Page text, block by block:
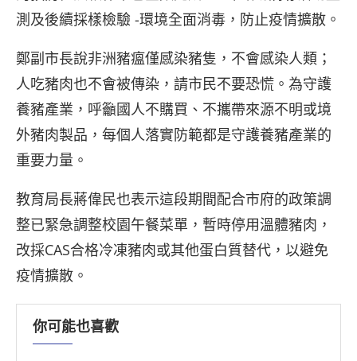
測及後續採樣檢驗 -環境全面消毒，防止疫情擴散。
鄭副市長說非洲豬瘟僅感染豬隻，不會感染人類；
人吃豬肉也不會被傳染，請市民不要恐慌。為守護
養豬產業，呼籲國人不購買、不攜帶來源不明或境
外豬肉製品，每個人落實防範都是守護養豬產業的
重要力量。
教育局長蔣偉民也表示這段期間配合市府的政策調
整已緊急調整校園午餐菜單，暫時停用溫體豬肉，
改採CAS合格冷凍豬肉或其他蛋白質替代，以避免
疫情擴散。
你可能也喜歡